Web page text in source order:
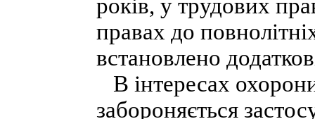
років, у трудових
правах до
встановлено
В інтересах
забороняється